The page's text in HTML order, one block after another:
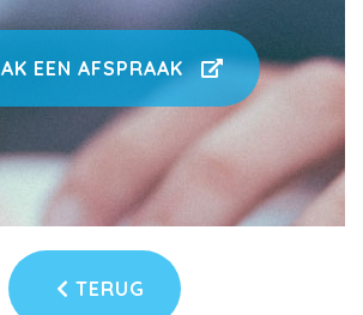
EEN AFSPRAAK
TERUG